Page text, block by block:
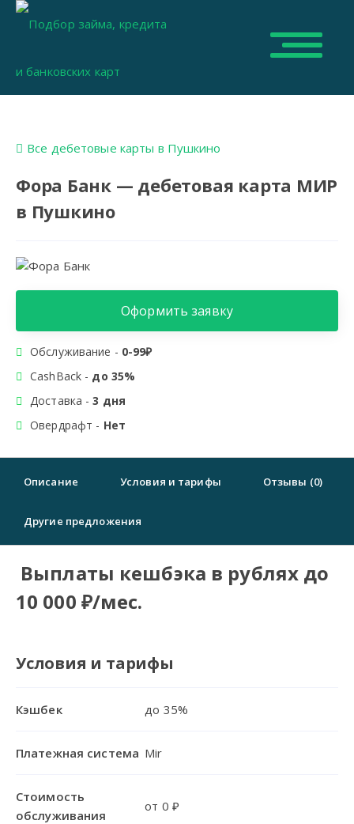
Все дебетовые карты в Пушкино
Фора Банк — дебетовая карта МИР
в Пушкино
Оформить заявку
Обслуживание - 0-99₽
CashBack - до 35%
Доставка -3 дня
Овердрафт - Нет
Описание Условия и тарифы Отзывы (0)
Другие предложения
Выплаты кешбэка в рублях до
10 000 ₽/мес.
Условия и тарифы
Кэшбек до 35%
Платежная система Mir
Стоимость
обслуживания
от 0 ₽